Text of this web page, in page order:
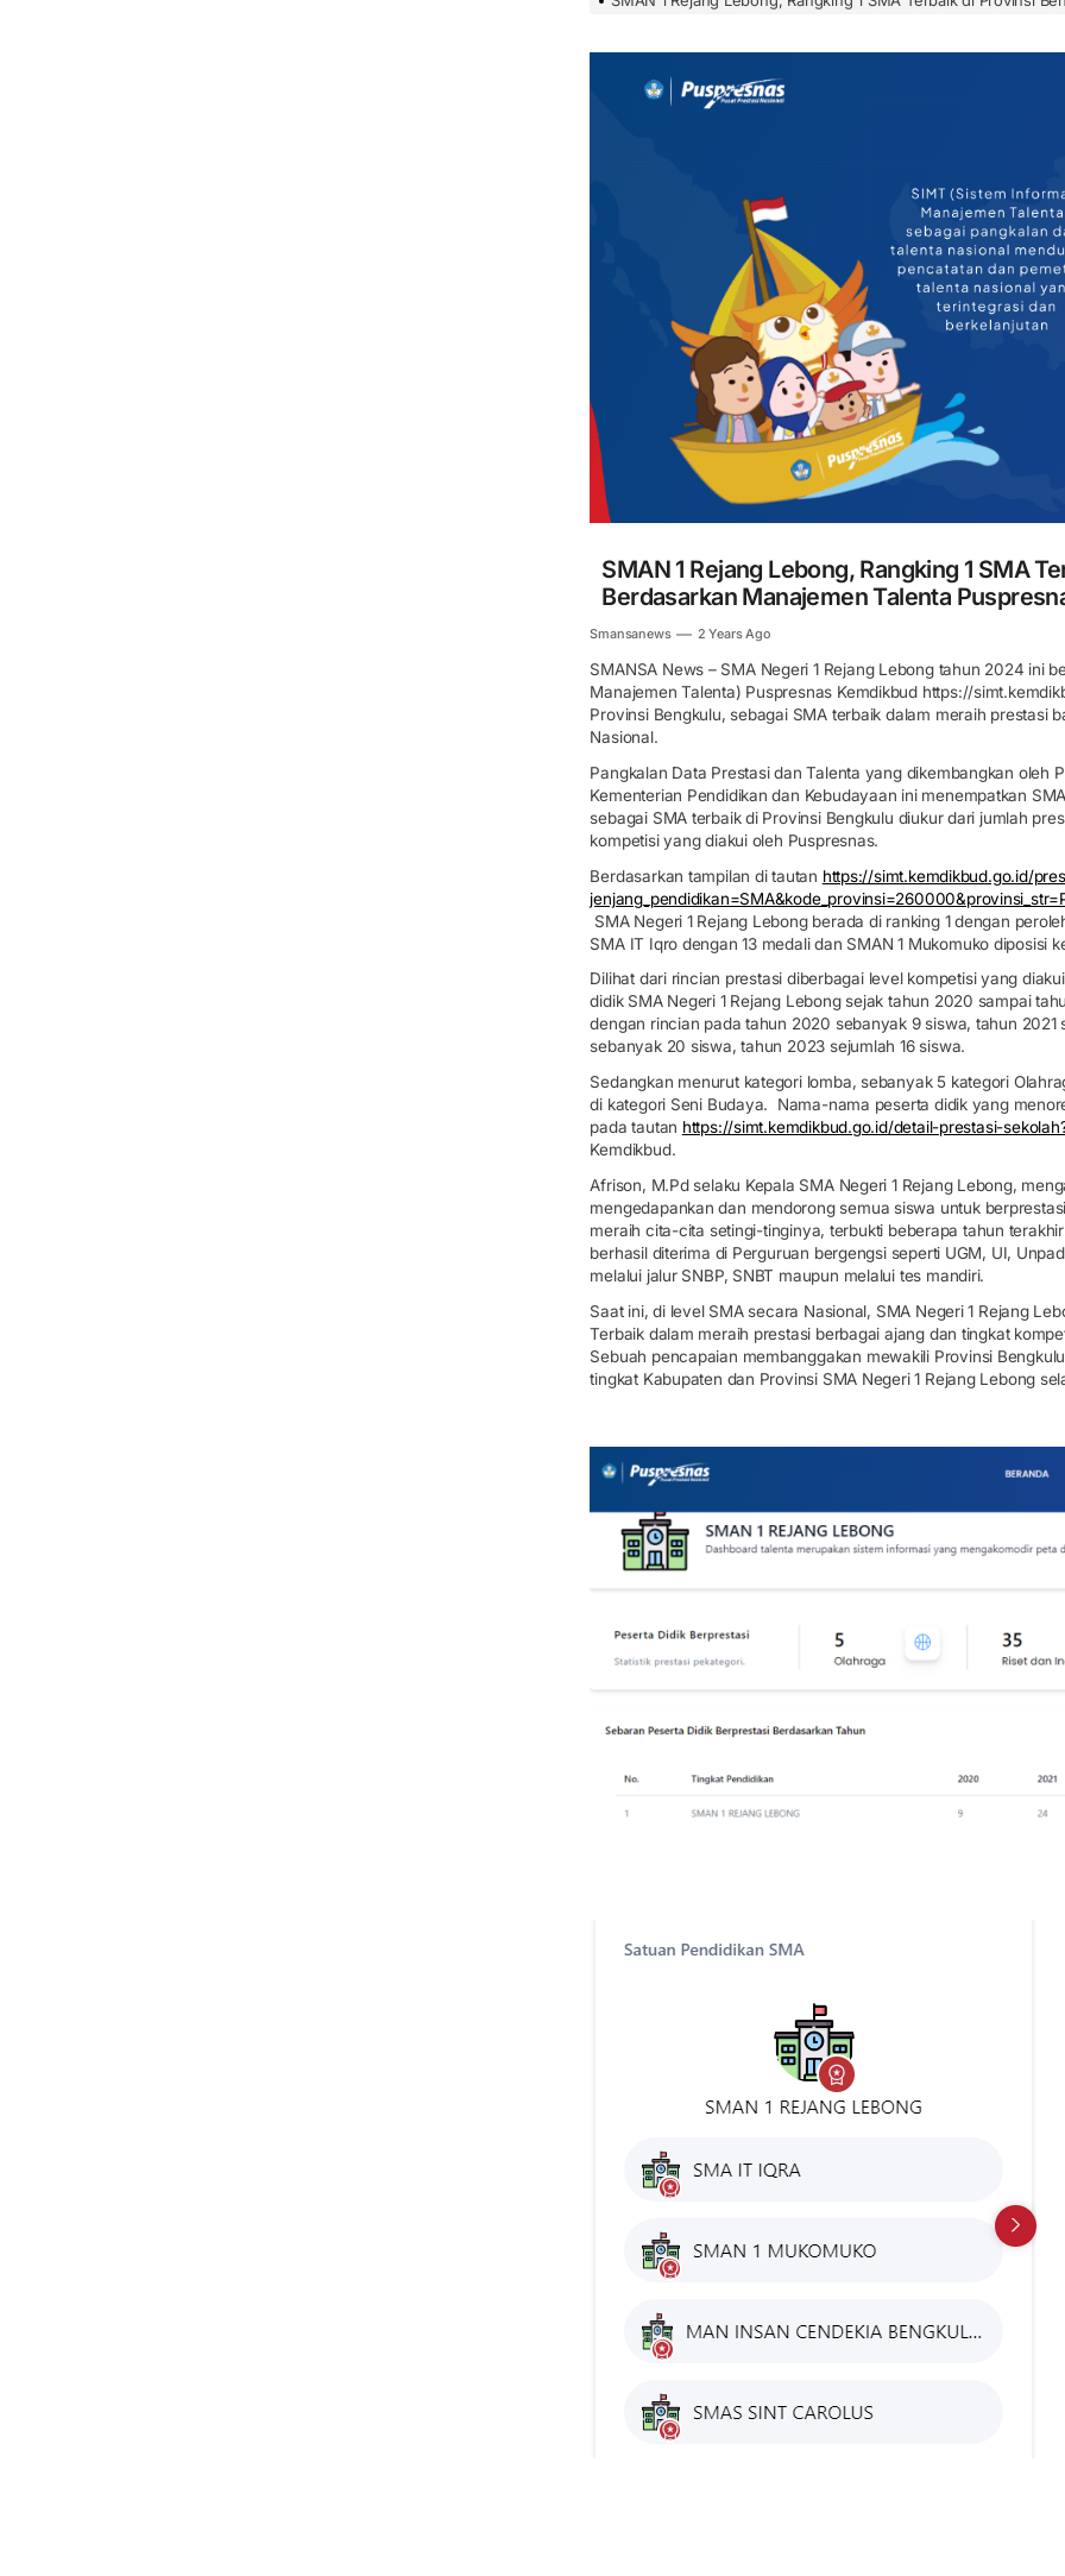
Kodim 0409/Rejang Lebong Renovasi Lapangan Basket SMAN 1
Tim LCC 4 Pilar MPR SMAN 1 RL, Wakili Rejang Lebong Menuju
PMR SMANSA Pramabansa Juara Umum di Mahoni Championship
SMAN 1 Rejang Lebong, Rangking 1 SMA
Berdasarkan Manajemen Talenta
Smansanews 2 Years Ago
SMANSA News – SMA Negeri 1 Rejang Lebong tahun 2024 ini
Manajemen Talenta) Puspresnas Kemdikbud https://
Provinsi Bengkulu, sebagai SMA terbaik dalam meraih prestasi
Nasional.
Pangkalan Data Prestasi dan Talenta yang dikembangkan oleh
Kementerian Pendidikan dan Kebudayaan ini menempatkan
sebagai SMA terbaik di Provinsi Bengkulu diukur dari jumlah
kompetisi yang diakui oleh Puspresnas.
Berdasarkan tampilan di tautan https://simt.kemdikbud.go.id/
SMA Negeri 1 Rejang Lebong berada di ranking 1 dengan
SMA IT Iqro dengan 13 medali dan SMAN 1 Mukomuko diposisi
Dilihat dari rincian prestasi diberbagai level kompetisi yang
didik SMA Negeri 1 Rejang Lebong sejak tahun 2020 sampai
dengan rincian pada tahun 2020 sebanyak 9 siswa, tahun
sebanyak 20 siswa, tahun 2023 sejumlah 16 siswa.
Sedangkan menurut kategori lomba, sebanyak 5 kategori
di kategori Seni Budaya. Nama-nama peserta didik yang
pada tautan https://simt.kemdikbud.go.id/detail-prestasi-
Kemdikbud.
Afrison, M.Pd selaku Kepala SMA Negeri 1 Rejang Lebong,
mengedapankan dan mendorong semua siswa untuk
meraih cita-cita setingi-tinginya, terbukti beberapa tahun
berhasil diterima di Perguruan bergengsi seperti UGM, UI,
melalui jalur SNBP, SNBT maupun melalui tes mandiri.
Saat ini, di level SMA secara Nasional, SMA Negeri 1 Rejang
Terbaik dalam meraih prestasi berbagai ajang dan tingkat
Sebuah pencapaian membanggakan mewakili Provinsi
tingkat Kabupaten dan Provinsi SMA Negeri 1 Rejang Lebong